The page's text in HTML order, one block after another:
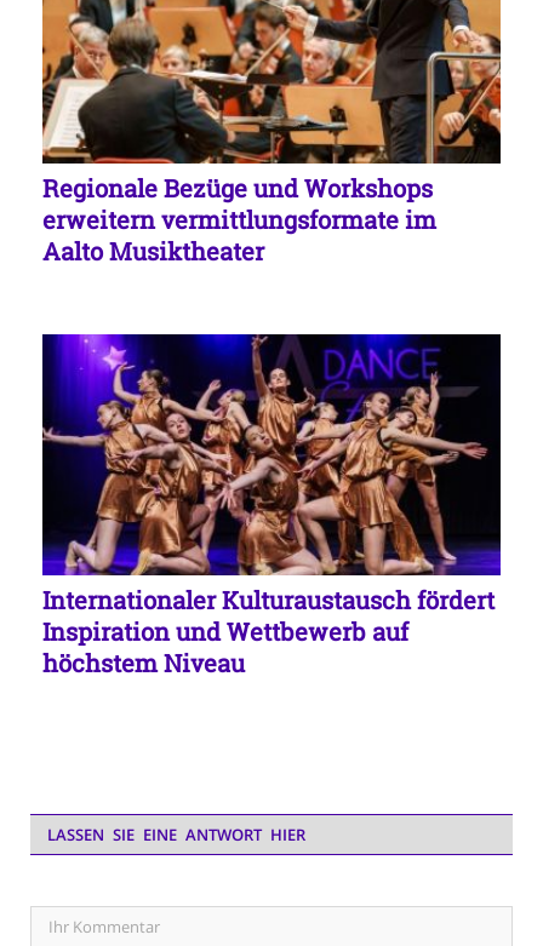
Regionale Bezüge und Workshops
erweitern vermittlungsformate im
Aalto Musiktheater
Internationaler Kulturaustausch fördert
Inspiration und Wettbewerb auf
höchstem Niveau
LASSEN SIE EINE ANTWORT HIER